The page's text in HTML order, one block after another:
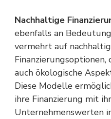
Nachhaltige
ebenfalls an
vermehrt auf
Finanzierungsoptionen,
auch ökologische
Diese Modelle
ihre Finanzierung mit
Unternehmenswerten